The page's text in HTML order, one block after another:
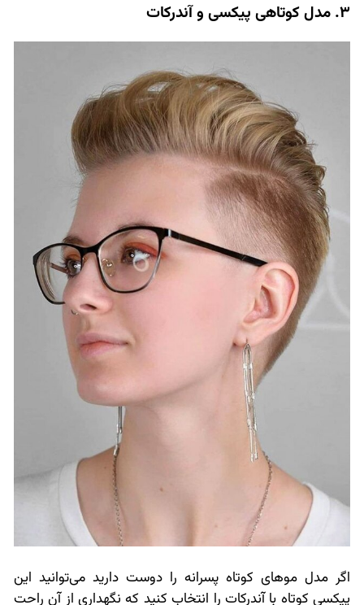
3. مدل کوتاهی پیکسی و آندرکات
اگر مدل موهای کوتاه پسرانه را دوست دارید می‌توانید این
پیکسی کوتاه با آندرکات را انتخاب کنید که نگهداری از آن راحت